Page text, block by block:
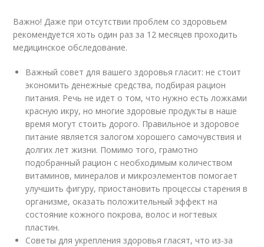
Важно! Даже при отсутствии проблем со здоровьем
рекомендуется хоть один раз за 12 месяцев проходить
медицинское обследование.
Важный совет для вашего здоровья гласит: не стоит
экономить денежные средства, подбирая рацион
питания. Речь не идет о том, что нужно есть ложками
красную икру, но многие здоровые продукты в наше
время могут стоить дорого. Правильное и здоровое
питание является залогом хорошего самочувствия и
долгих лет жизни. Помимо того, грамотно
подобранный рацион с необходимым количеством
витаминов, минералов и микроэлементов помогает
улучшить фигуру, приостановить процессы старения в
организме, оказать положительный эффект на
состояние кожного покрова, волос и ногтевых
пластин.
Советы для укрепления здоровья гласят, что из-за